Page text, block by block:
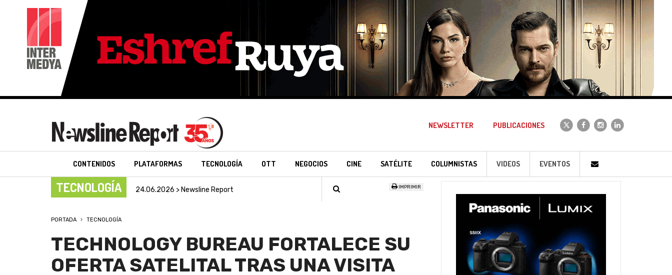
NEWSLETTER PUBLICACIONES
CONTENIDOS PLATAFORMAS TECNOLOGÍA OTT NEGOCIOS CINE SATÉLITE COLUMNISTAS VIDEOS EVENTOS
TECNOLOGÍA 24.06.2026 > Newsline Report IMPRIMIR
PORTADA TECNOLOGÍA
TECHNOLOGY BUREAU FORTALECE SU
OFERTA SATELITAL TRAS UNA VISITA